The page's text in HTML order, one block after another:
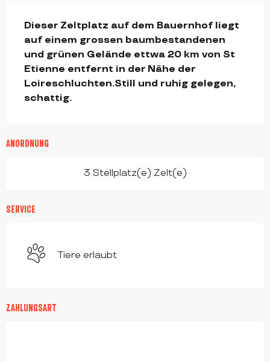
Dieser Zeltplatz auf dem Bauernhof liegt
auf einem grossen baumbestandenen
und grünen Gelände ettwa 20 km von St
Etienne entfernt in der Nähe der
Loireschluchten.Still und ruhig gelegen,
schattig.
ANORDNUNG
3 Stellplatz(e) Zelt(e)
SERVICE
Tiere erlaubt
ZAHLUNGSART